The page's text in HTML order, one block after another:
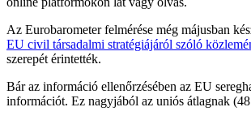
Az Eurobarometer felmérése még májusban
EU civil társadalmi stratégiájáról szóló
szerepét érintették.
Bár az információ ellenőrzésében az EU
információt. Ez nagyjából az uniós átlagnak